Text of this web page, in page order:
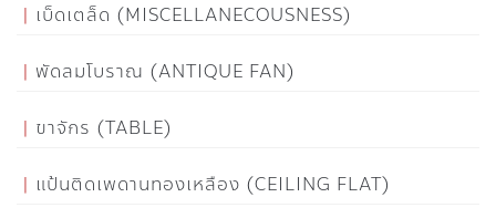
เบ็ดเตล็ด (MISCELLANECOUSNESS)
พัดลมโบราณ (ANTIQUE FAN)
ขาจักร (TABLE)
แป้นติดเพดานทองเหลือง (CEILING FLAT)